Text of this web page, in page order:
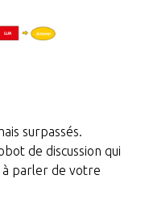
surpassés.
de discussion qui
à parler de votre